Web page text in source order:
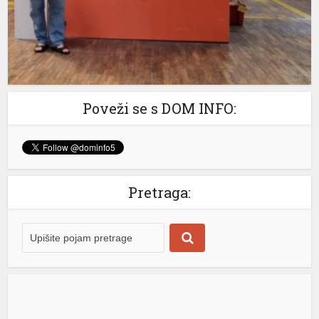
transportovali smo vodu iz našeg najvećeg izvorišta iz
Maglajana do Laktaša […]
Poveži se s DOM INFO:
Pretraga: